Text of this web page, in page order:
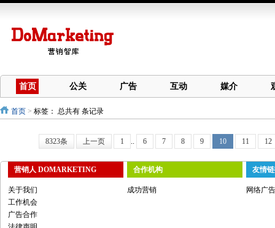
首页 公关 广告 互动 媒介
首页 > 标签： 总共有 条记录
8323条 上一页 1 .. 6 7 8 9 10 11 12
营销人 DOMARKETING
关于我们
工作机会
广告合作
合作机构
成功营销
友情
网络广